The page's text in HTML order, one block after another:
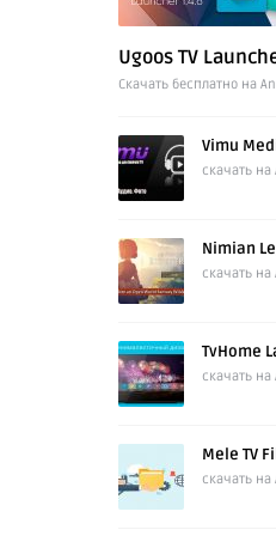
Ugoos TV
Cкачать бесплатно на
Vimu
скачать на
Nimian
скачать на
TvHome
скачать на
Mele TV
скачать на